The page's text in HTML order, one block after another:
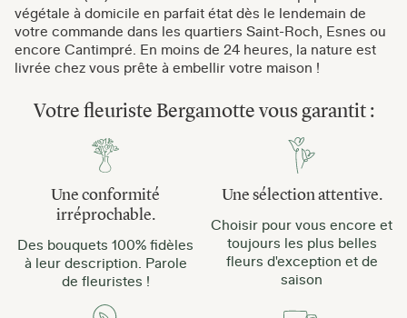
végétale à domicile en parfait état dès le lendemain de
votre commande dans les quartiers Saint-Roch, Esnes ou
encore Cantimpré. En moins de 24 heures, la nature est
livrée chez vous prête à embellir votre maison !
Votre fleuriste Bergamotte vous garantit :
Une conformité
irréprochable.
Des bouquets 100% fidèles
à leur description. Parole
de fleuristes !
Une sélection attentive.
Choisir pour vous encore et
toujours les plus belles
fleurs d'exception et de
saison